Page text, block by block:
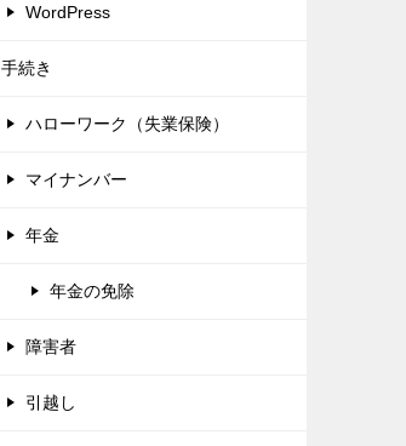
WordPress
手続き
ハローワーク（失業保険）
マイナンバー
年金
年金の免除
障害者
引越し